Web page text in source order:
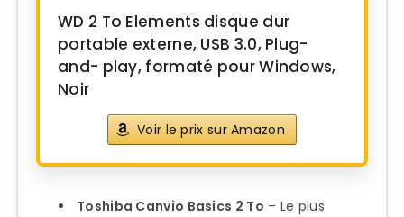
WD 2 To Elements disque dur
portable externe, USB 3.0, Plug-
and- play, formaté pour Windows,
Noir
Voir le prix sur Amazon
Toshiba Canvio Basics 2 To – Le plus